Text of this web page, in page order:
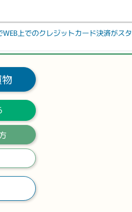
上でのクレジットカード決済がスタ